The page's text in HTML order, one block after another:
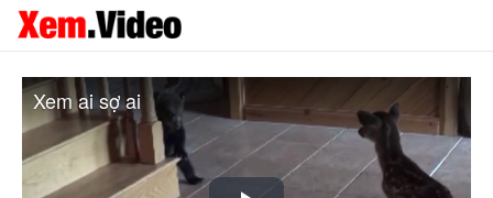
Xem ai sợ ai